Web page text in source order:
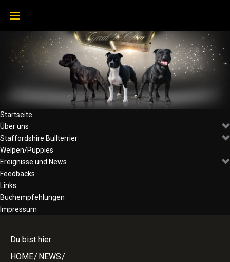
content
Startseite
Über uns
Staffordshire Bullterrier
Welpen/Puppies
Ereignisse und News
Feedbacks
Links
Buchempfehlungen
Impressum
Du bist hier:
HOME/ NEWS/